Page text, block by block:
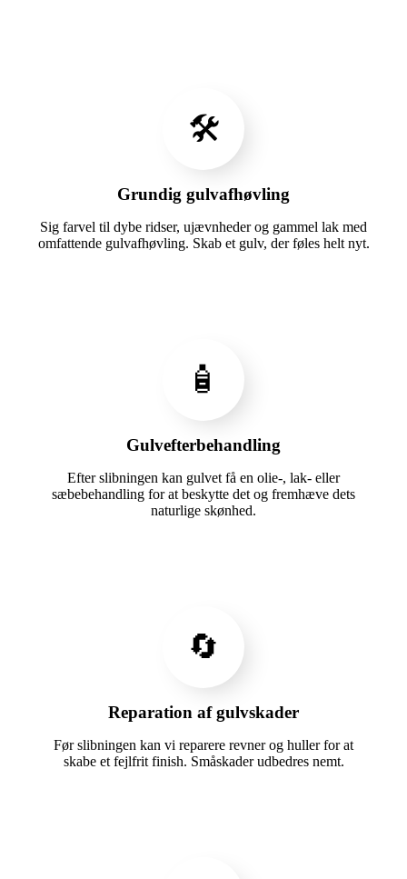
🛠️
Grundig gulvafhøvling
Sig farvel til dybe ridser, ujævnheder og gammel lak med
omfattende gulvafhøvling. Skab et gulv, der føles helt nyt.
🧴
Gulvefterbehandling
Efter slibningen kan gulvet få en olie-, lak- eller
sæbebehandling for at beskytte det og fremhæve dets
naturlige skønhed.
🔄
Reparation af gulvskader
Før slibningen kan vi reparere revner og huller for at
skabe et fejlfrit finish. Småskader udbedres nemt.